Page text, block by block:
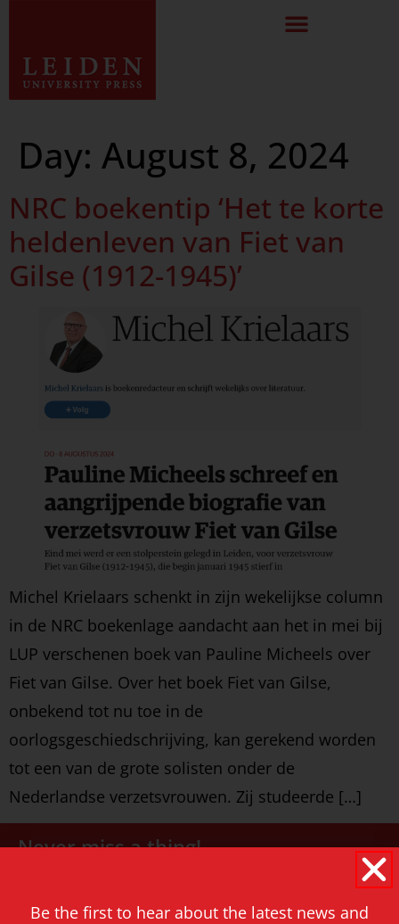
Day: August 8, 2024
NRC boekentip ‘Het te korte
heldenleven van Fiet van
Gilse (1912-1945)’
Michel Krielaars schenkt in zijn wekelijkse column
in de NRC boekenlage aandacht aan het in mei bij
LUP verschenen boek van Pauline Micheels over
Fiet van Gilse. Over het boek Fiet van Gilse,
onbekend tot nu toe in de
oorlogsgeschiedschrijving, kan gerekend worden
tot een van de grote solisten onder de
Nederlandse verzetsvrouwen. Zij studeerde […]
Never miss a thing!
Be the first to hear about the latest news and